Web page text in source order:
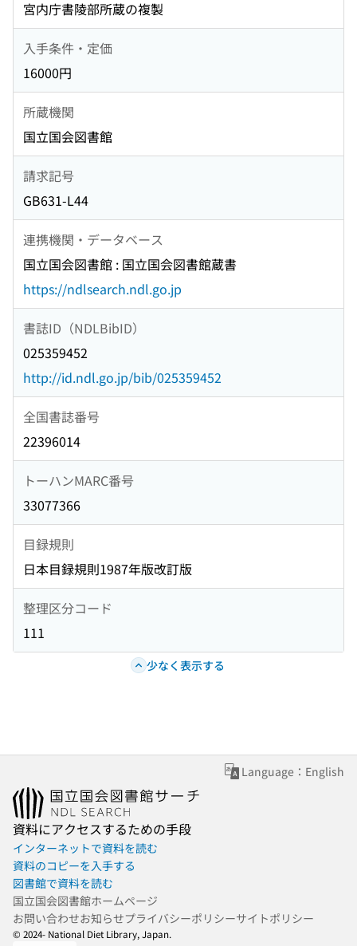
宮内庁書陵部所蔵の複製
入手条件・定価
16000円
所蔵機関
国立国会図書館
請求記号
GB631-L44
連携機関・データベース
国立国会図書館 : 国立国会図書館蔵書
https://ndlsearch.ndl.go.jp
書誌ID（NDLBibID）
025359452
http://id.ndl.go.jp/bib/025359452
全国書誌番号
22396014
トーハンMARC番号
33077366
目録規則
日本目録規則1987年版改訂版
整理区分コード
111
少なく表示する
Language：English
資料にアクセスするための手段
インターネットで資料を読む
資料のコピーを入手する
図書館で資料を読む
国立国会図書館ホームページ
お問い合わせお知らせプライバシーポリシーサイトポリシー
© 2024- National Diet Library, Japan.